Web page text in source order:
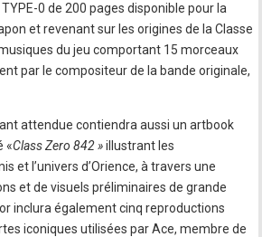
0 de 200 pages disponible pour la
et revenant sur les origines de la Classe
du jeu comportant 15 morceaux
par le compositeur de la bande originale,
attendue contiendra aussi un artbook
«Class Zero 842 »illustrant les
et l’univers d’Orience, à travers une
et de visuels préliminaires de grande
inclura également cinq reproductions
iconiques utilisées par Ace, membre de